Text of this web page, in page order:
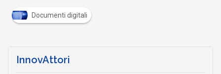
Documenti digitali
InnovAttori